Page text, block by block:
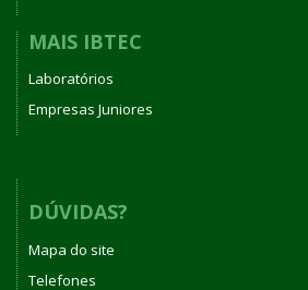
MAIS IBTEC
Laboratórios
Empresas Juniores
DÚVIDAS?
Mapa do site
Telefones